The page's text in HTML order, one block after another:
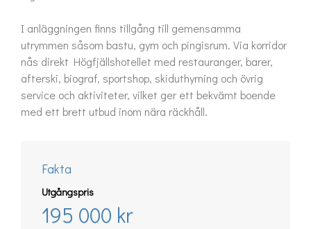
I anläggningen finns tillgång till gemensamma
utrymmen såsom bastu, gym och pingisrum. Via korridor
nås direkt Högfjällshotellet med restauranger, barer,
afterski, biograf, sportshop, skiduthyrning och övrig
service och aktiviteter, vilket ger ett bekvämt boende
med ett brett utbud inom nära räckhåll.
Fakta
Utgångspris
195 000 kr